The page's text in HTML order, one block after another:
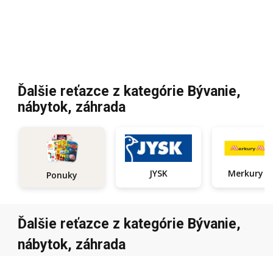
Ďalšie reťazce z kategórie Bývanie,
nábytok, záhrada
Ponuky JYSK
Ďalšie reťazce z kategórie Bývanie,
nábytok, záhrada